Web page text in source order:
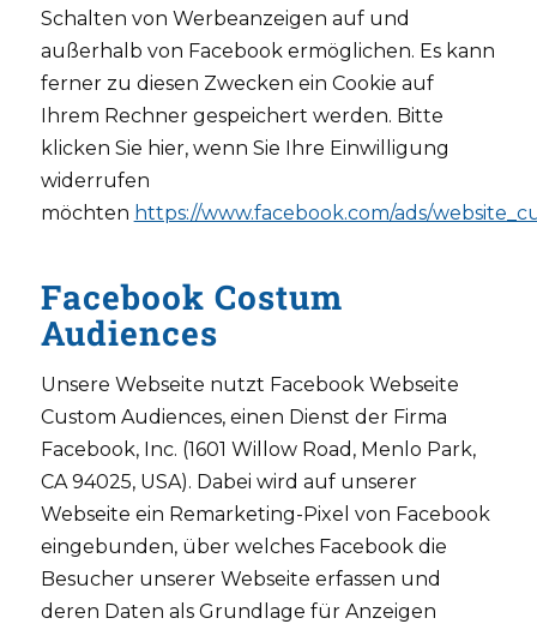
Schalten von Werbeanzeigen auf und
außerhalb von Facebook ermöglichen. Es kann
ferner zu diesen Zwecken ein Cookie auf
Ihrem Rechner gespeichert werden. Bitte
klicken Sie hier, wenn Sie Ihre Einwilligung
widerrufen
möchten https://www.facebook.com/ads/
Facebook Costum
Audiences
Unsere Webseite nutzt Facebook Webseite
Custom Audiences, einen Dienst der Firma
Facebook, Inc. (1601 Willow Road, Menlo Park,
CA 94025, USA). Dabei wird auf unserer
Webseite ein Remarketing-Pixel von Facebook
eingebunden, über welches Facebook die
Besucher unserer Webseite erfassen und
deren Daten als Grundlage für Anzeigen